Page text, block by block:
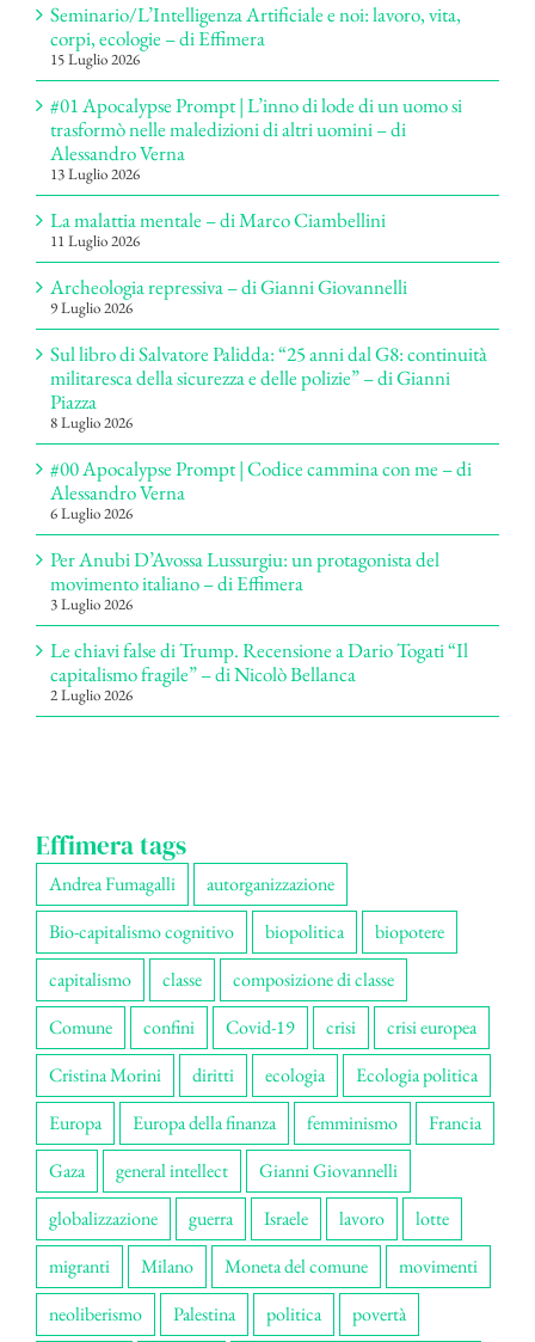
Seminario/L’Intelligenza Artificiale e noi: lavoro, vita,
corpi, ecologie – di Effimera
15 Luglio 2026
#01 Apocalypse Prompt | L’inno di lode di un uomo si
trasformò nelle maledizioni di altri uomini – di
Alessandro Verna
13 Luglio 2026
La malattia mentale – di Marco Ciambellini
11 Luglio 2026
Archeologia repressiva – di Gianni Giovannelli
9 Luglio 2026
Sul libro di Salvatore Palidda: “25 anni dal G8: continuità
militaresca della sicurezza e delle polizie” – di Gianni
Piazza
8 Luglio 2026
#00 Apocalypse Prompt | Codice cammina con me – di
Alessandro Verna
6 Luglio 2026
Per Anubi D’Avossa Lussurgiu: un protagonista del
movimento italiano – di Effimera
3 Luglio 2026
Le chiavi false di Trump. Recensione a Dario Togati “Il
capitalismo fragile” – di Nicolò Bellanca
2 Luglio 2026
Effimera tags
Andrea Fumagalli
autorganizzazione
Bio-capitalismo cognitivo
biopolitica
biopotere
capitalismo
classe
composizione di classe
Comune
confini Covid-19 crisi
crisi europea
Cristina Morini
diritti ecologia
Ecologia politica
Europa
Europa della finanza femminismo
Francia
Gaza
general intellect
Gianni Giovannelli
globalizzazione
guerra Israele lavoro
lotte
migranti
Milano Moneta del comune
movimenti
neoliberismo
Palestina politica povertà